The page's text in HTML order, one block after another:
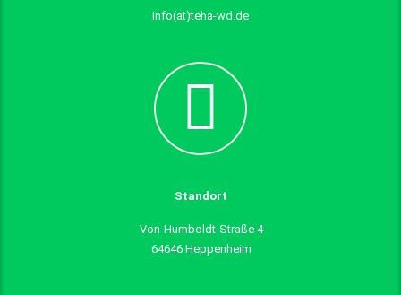
info(at)teha-wd.de
Standort
Von-Humboldt-Straße 4
64646 Heppenheim